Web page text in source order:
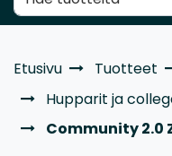
Etusivu Tuotteet
Hupparit ja
Community 2.0